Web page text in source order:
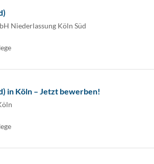
Niederlassung Köln Süd
in Köln – Jetzt bewerben!